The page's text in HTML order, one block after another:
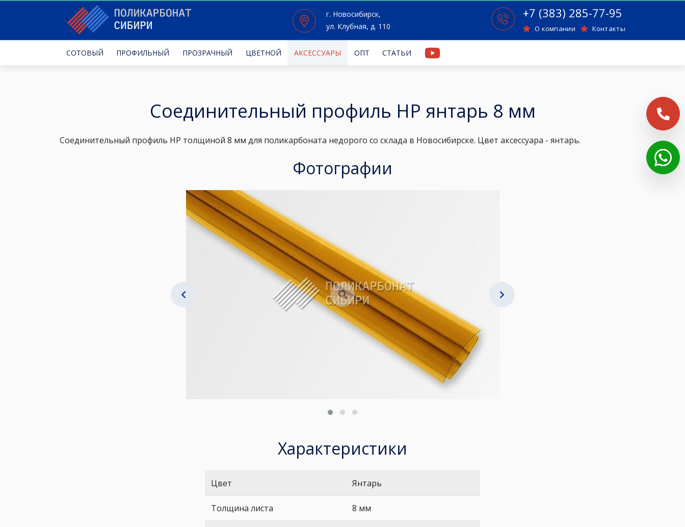
г. Новосибирск,
ул. Клубная, д. 110
+7 (383) 285-77-95
О компании Контакты
СОТОВЫЙ ПРОФИЛЬНЫЙ ПРОЗРАЧНЫЙ ЦВЕТНОЙ АКСЕССУАРЫ ОПТ СТАТЬИ
Соединительный профиль HP янтарь 8 мм
Соединительный профиль HP толщиной 8 мм для поликарбоната недорого со склада в Новосибирске. Цвет аксессуара - янтарь.
Фотографии
Характеристики
Цвет Янтарь
Толщина листа 8 мм